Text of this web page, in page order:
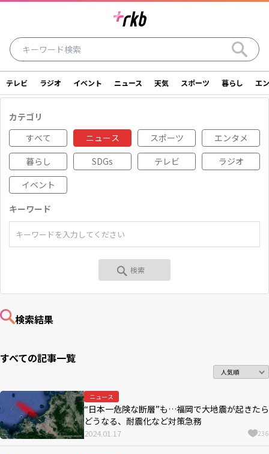
テレビ ラジオ イベント ニュース
天気 スポーツ 暮らし エンタメ
SDGs アナウンサー ライター シリーズ
ご意見・お問い合わせ
関連会社
テレビ ラジオ イベント ニュース 天気 スポーツ 暮らし エ
カテゴリ
すべて
ニュース スポーツ
エンタメ
暮らし
SDGs テレビ
ラジオ
イベント
キーワード
検索結果
すべての記事一覧
ニュース
“日本一危険な断層”も…福岡で大地震が起きたら
どうなる、耐震化など対策急務
2024.01.17 236